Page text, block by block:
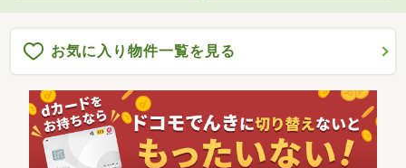
お気に入り物件一覧を見る